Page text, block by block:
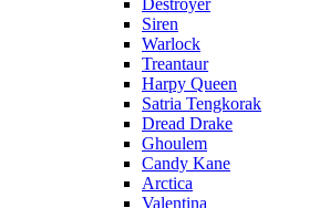
Destroyer
Siren
Warlock
Treantaur
Harpy Queen
Satria Tengkorak
Dread Drake
Ghoulem
Candy Kane
Arctica
Valentina